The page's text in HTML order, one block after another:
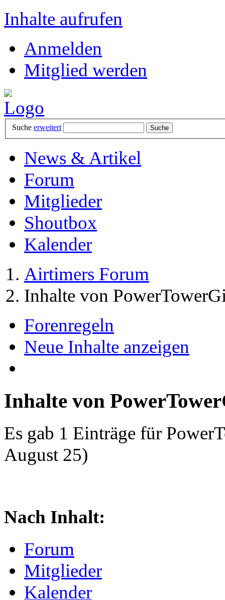
Inhalte aufrufen
Anmelden
Mitglied werden
Suche erweitert
News & Artikel
Forum
Mitglieder
Shoutbox
Kalender
Airtimers Forum
Inhalte von
Forenregeln
Neue Inhalte anzeigen
Inhalte von
Es gab 1 Einträge für
August 25)
Nach Inhalt:
Forum
Mitglieder
Kalender